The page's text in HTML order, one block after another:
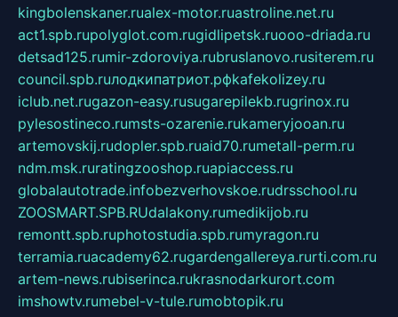
kingbolenskaner.rualex-motor.ruastroline.net.ru
act1.spb.rupolyglot.com.rugidlipetsk.ruooo-driada.ru
detsad125.rumir-zdoroviya.rubruslanovo.rusiterem.ru
council.spb.ruлодкипатриот.рфkafekolizey.ru
iclub.net.rugazon-easy.rusugarepilekb.rugrinox.ru
pylesostineco.rumsts-ozarenie.rukameryjooan.ru
artemovskij.rudopler.spb.ruaid70.rumetall-perm.ru
ndm.msk.ruratingzooshop.ruapiaccess.ru
globalautotrade.infobezverhovskoe.rudrsschool.ru
ZOOSMART.SPB.RUdalakony.rumedikijob.ru
remontt.spb.ruphotostudia.spb.rumyragon.ru
terramia.ruacademy62.rugardengallereya.rurti.com.ru
artem-news.rubiserinca.rukrasnodarkurort.com
imshowtv.rumebel-v-tule.rumobtopik.ru